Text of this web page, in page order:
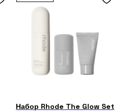
Набор Rhode The Glow Set